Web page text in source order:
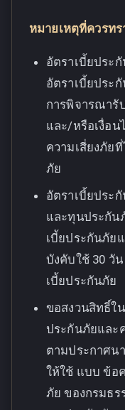
หมายเหตุที่ควรท
อัตราเบี้ยประ
อัตราเบี้ยประ
การพิจารณารั
และ/หรือเงื่อ
ความเสี่ยงภัย
ภัย
อัตราเบี้ยประ
และทุนประกัน
เบี้ยประกันภัย
บังคับใช้ 30 วั
เบี้ยประกันภัย
ขอสงวนสิทธิ์ใ
ประกันภัยและ
ตามประกาศน
ให้ใช้ แบบ ข้อ
ภัย ของกรมธ